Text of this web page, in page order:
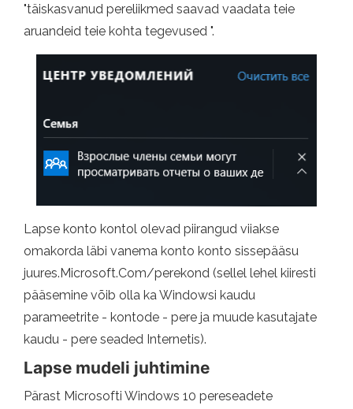
"täiskasvanud pereliikmed saavad vaadata teie
aruandeid teie kohta tegevused ".
Lapse konto kontol olevad piirangud viiakse
omakorda läbi vanema konto konto sissepääsu
juures.Microsoft.Com/perekond (sellel lehel kiiresti
pääsemine võib olla ka Windowsi kaudu
parameetrite - kontode - pere ja muude kasutajate
kaudu - pere seaded Internetis).
Lapse mudeli juhtimine
Pärast Microsofti Windows 10 pereseadete